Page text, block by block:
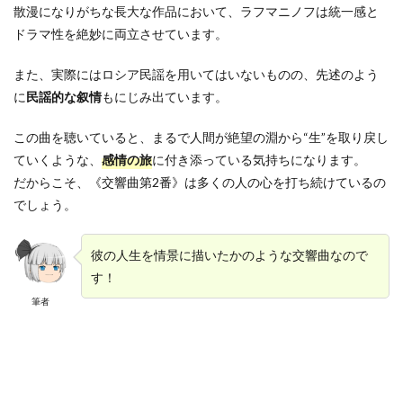
散漫になりがちな長大な作品において、ラフマニノフは統一感と
ドラマ性を絶妙に両立させています。
また、実際にはロシア民謡を用いてはいないものの、先述のよう
に民謡的な叙情もにじみ出ています。
この曲を聴いていると、まるで人間が絶望の淵から“生”を取り戻し
ていくような、 感情の旅に付き添っている気持ちになります。
だからこそ、《交響曲第2番》は多くの人の心を打ち続けているの
でしょう。
筆者
彼の人生を情景に描いたかのような交響曲なので
す！